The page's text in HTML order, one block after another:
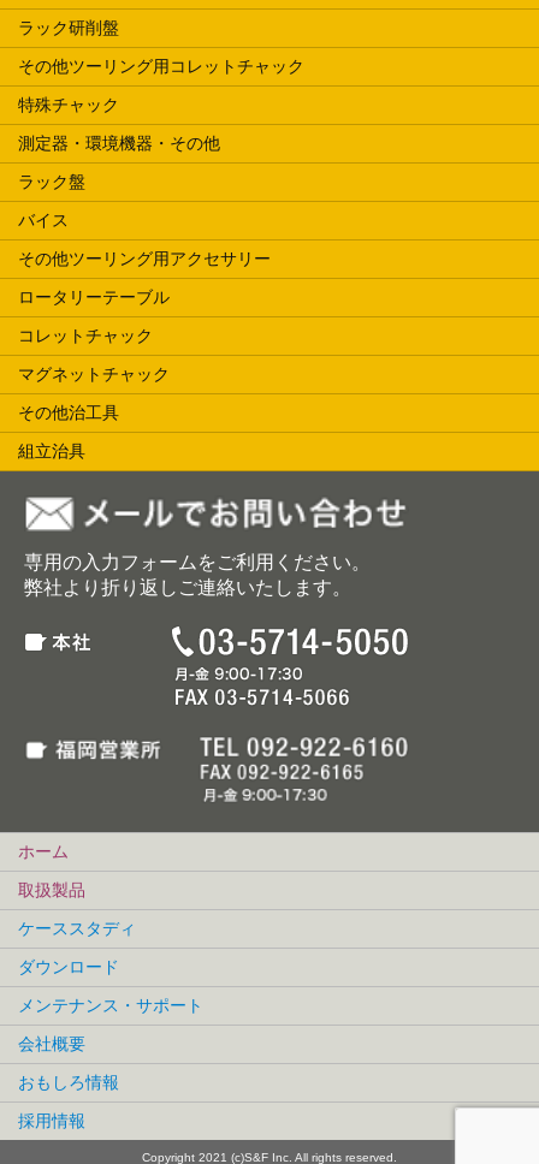
ラック研削盤
その他ツーリング用コレットチャック
特殊チャック
測定器・環境機器・その他
ラック盤
バイス
その他ツーリング用アクセサリー
ロータリーテーブル
コレットチャック
マグネットチャック
その他治工具
組立治具
専用の入力フォームをご利用ください。
弊社より折り返しご連絡いたします。
ホーム
取扱製品
ケーススタディ
ダウンロード
メンテナンス・サポート
会社概要
おもしろ情報
採用情報
Copyright 2021 (c)S&F Inc. All rights reserved.